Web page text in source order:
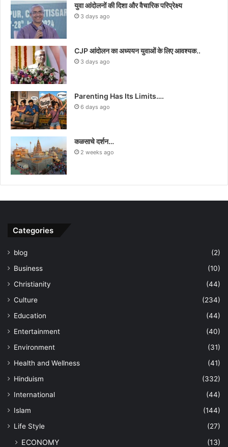
युवा आंदोलनों की दिशा और वैचारिक परिप्रेक्ष्य
3 days ago
CJP आंदोलन का अध्ययन युवाओं के लिए आवश्यक..
3 days ago
Parenting Has Its Limits….
6 days ago
कळसाचे दर्शन…
2 weeks ago
Categories
blog
(2)
Business
(10)
Christianity
(44)
Culture
(234)
Education
(44)
Entertainment
(40)
Environment
(31)
Health and Wellness
(41)
Hinduism
(332)
International
(44)
Islam
(144)
Life Style
(27)
ECONOMY (13)